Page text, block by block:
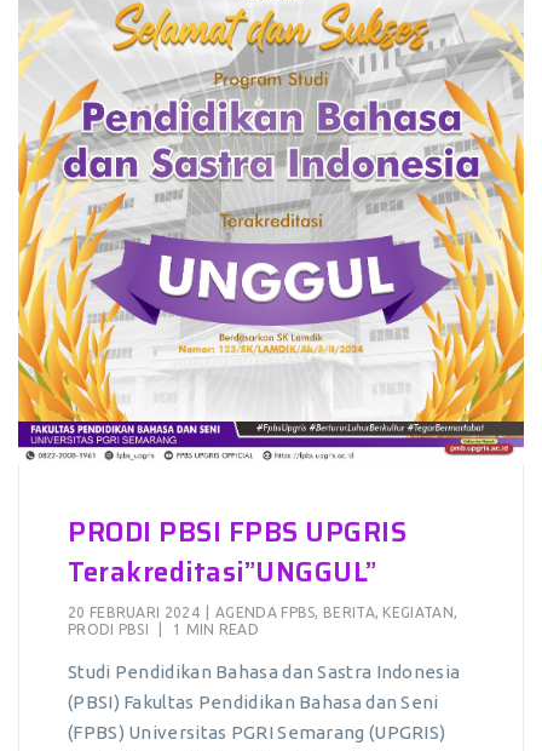
PRODI PBSI FPBS UPGRIS
Terakreditasi”UNGGUL”
20 FEBRUARI 2024 AGENDA FPBS, BERITA, KEGIATAN ,
PRODI PBSI
1 MIN READ
Studi Pendidikan Bahasa dan Sastra Indonesia
(PBSI) Fakultas Pendidikan Bahasa dan Seni
(FPBS) Universitas PGRI Semarang (UPGRIS)